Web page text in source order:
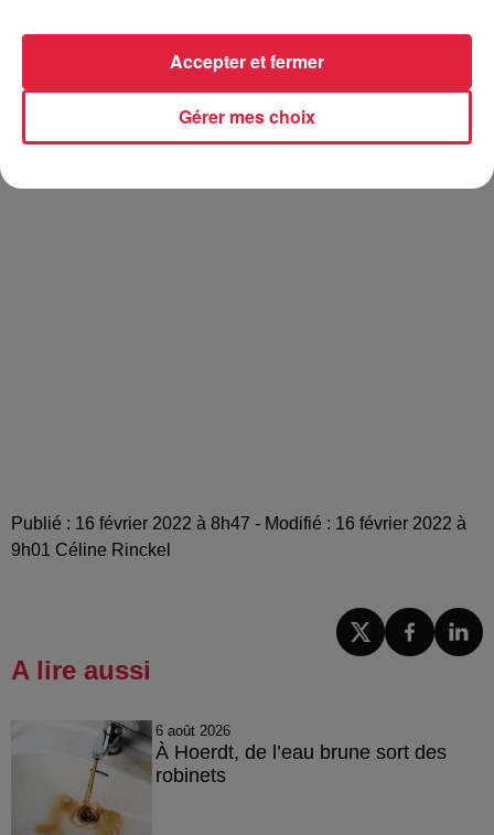
(Estelle Lefébure), qui partage la vie de Fred. Alors, pour
sauver son couple, Fred a fait la promesse à Charlotte de
passer un nouvel entretien d’embauche.
Publié : 16 février 2022 à 8h47 - Modifié : 16 février 2022 à
9h01 Céline Rinckel
A lire aussi
6 août 2026
À Hoerdt, de l’eau brune sort des
robinets
Gérer mes choix
Accepter et fermer